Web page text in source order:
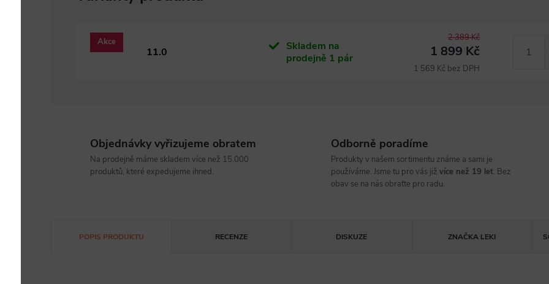
Akce
11.0
Skladem na
prodejně 1 pár
2 389 Kč
1 899 Kč
1 569 Kč bez DPH
Objednávky vyřizujeme obratem
Na prodejně máme skladem více než 15.000
produktů, které expedujeme ihned.
Odborně poradíme
Produkty v našem sortimentu známe a sami je
používáme. Jsme tu pro vás již více než 19 let. Bez
obav se na nás obraťte pro radu.
POPIS PRODUKTU RECENZE DISKUZE ZNAČKA LEKI